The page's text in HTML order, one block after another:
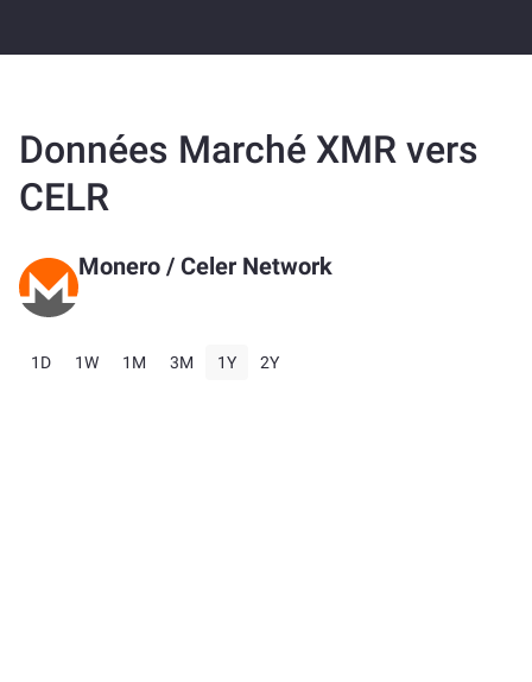
Données Marché XMR vers
CELR
Monero / Celer Network
1D 1W 1M 3M 1Y 2Y